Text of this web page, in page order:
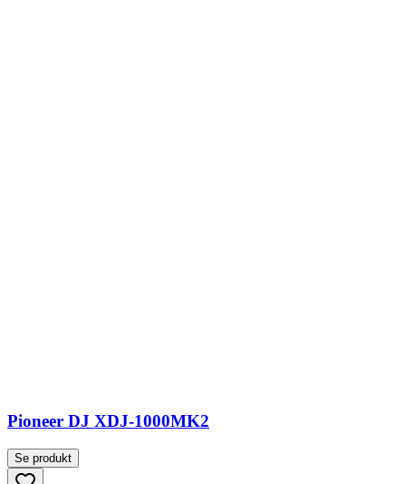
Pioneer DJ XDJ-1000MK2
Se produkt